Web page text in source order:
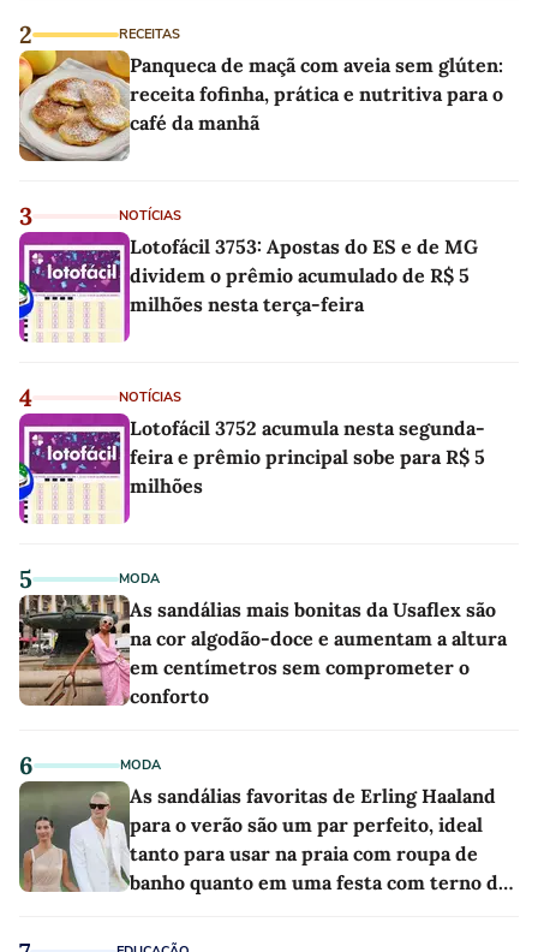
2 RECEITAS
Panqueca de maçã com aveia sem glúten:
receita fofinha, prática e nutritiva para o
café da manhã
3 NOTÍCIAS
Lotofácil 3753: Apostas do ES e de MG
dividem o prêmio acumulado de R$ 5
milhões nesta terça-feira
4 NOTÍCIAS
Lotofácil 3752 acumula nesta segunda-
feira e prêmio principal sobe para R$ 5
milhões
5 MODA
As sandálias mais bonitas da Usaflex são
na cor algodão-doce e aumentam a altura
em centímetros sem comprometer o
conforto
6 MODA
As sandálias favoritas de Erling Haaland
para o verão são um par perfeito, ideal
tanto para usar na praia com roupa de
banho quanto em uma festa com terno de